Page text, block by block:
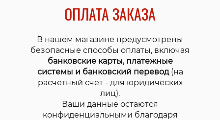
ОПЛАТА ЗАКАЗА
В нашем магазине предусмотрены
безопасные способы оплаты, включая
банковские карты, платежные
системы и банковский перевод(на
расчетный счет - для юридических
лиц).
Ваши данные остаются
конфиденциальными благодаря